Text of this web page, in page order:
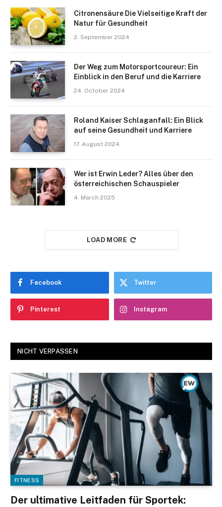
Citronensäure Die Vielseitige Kraft der
Natur für Gesundheit
2. September 2024
Der Weg zum Motorsportcoureur: Ein
Einblick in den Beruf und die Karriere
24. October 2024
Roland Kaiser Schlaganfall: Ein Blick
auf seine Gesundheit und Karriere
17. August 2024
Wer ist Erwin Leder? Alles über den
österreichischen Schauspieler
4. March 2025
LOAD MORE
Facebook Twitter
Pinterest Instagram
NICHT VERPASSEN
FITNESS
Der ultimative Leitfaden für Sportek: